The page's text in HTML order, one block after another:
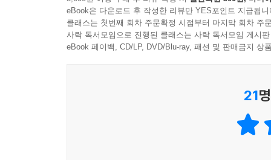
사람은 회사를 믿지 않는다. 사람은 사람을 믿는
낼 때, 소비자들은 그 목소리가 위에서부터, 회사
밀레니얼 세대에게는 의미가 중요하다. 어떻게
“당신이 브랜드를 구축하고 제품을 만들면서, 심
포지셔닝한 룰루레몬을 비롯해 펩시, 할리 데이비
볼 수 있다. 그뿐만 아니라 저자는 마케터 개인의
책을 통해 시장에서 일어나고 있는 변화를 받아
eBook은 다운로드 후 작성한 리뷰만 YES포인트 지급됩니
클래스는 첫번째 회차 주문확정 시점부터 마지막 회차 주
사락 독서모임으로 진행된 클래스는 사락 독서모임 게시
eBook 페이백, CD/LP, DVD/Blu-ray, 패션 및 판매금지 상
21